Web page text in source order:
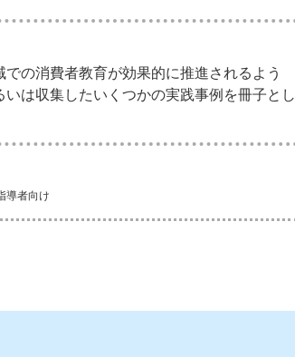
の消費者教育が効果的に推進されるよう
は収集したいくつかの実践事例を冊子とし
導者向け